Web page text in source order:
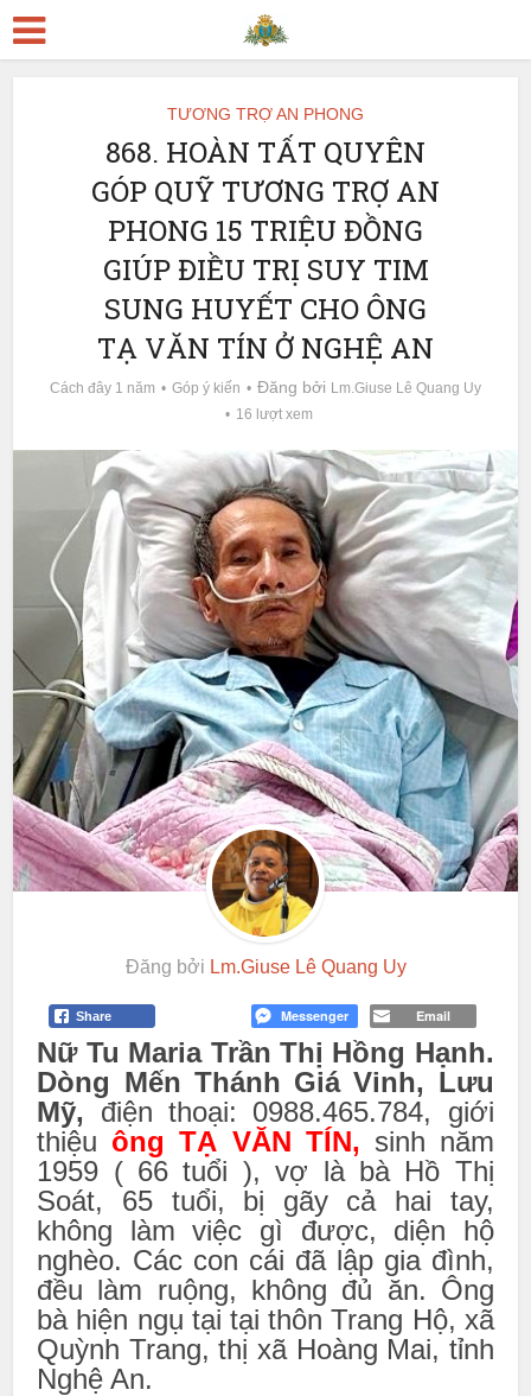
TƯƠNG TRỢ AN PHONG
868. HOÀN TẤT QUYÊN
GÓP QUỸ TƯƠNG TRỢ AN
PHONG 15 TRIỆU ĐỒNG
GIÚP ĐIỀU TRỊ SUY TIM
SUNG HUYẾT CHO ÔNG
TẠ VĂN TÍN Ở NGHỆ AN
Cách đây 1 năm Góp ý kiến Đăng bởi Lm.Giuse Lê Quang Uy
16 lượt xem
Đăng bởi Lm.Giuse Lê Quang Uy
Share Messenger Email
Nữ Tu Maria Trần Thị Hồng Hạnh.
Dòng Mến Thánh Giá Vinh, Lưu
Mỹ, điện thoại: 0988.465.784, giới
thiệu ông TẠ VĂN TÍN, sinh năm
1959 ( 66 tuổi ), vợ là bà Hồ Thị
Soát, 65 tuổi, bị gãy cả hai tay,
không làm việc gì được, diện hộ
nghèo. Các con cái đã lập gia đình,
đều làm ruộng, không đủ ăn. Ông
bà hiện ngụ tại tại thôn Trang Hộ, xã
Quỳnh Trang, thị xã Hoàng Mai, tỉnh
Nghệ An.